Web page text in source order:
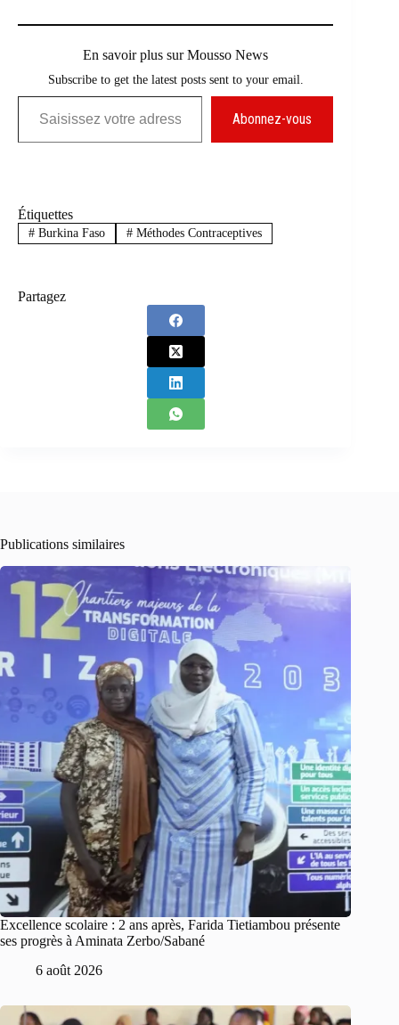
En savoir plus sur Mousso News
Subscribe to get the latest posts sent to your email.
Saisissez votre adresse e-mail…
Abonnez-vous
Étiquettes
#Burkina Faso #Méthodes Contraceptives
Partagez
Publications similaires
Excellence scolaire : 2 ans après, Farida Tietiambou présente
ses progrès à Aminata Zerbo/Sabané
6 août 2026